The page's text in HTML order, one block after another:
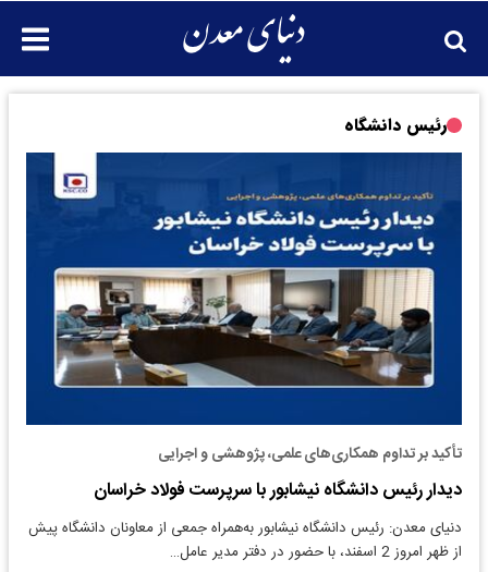
رئیس دانشگاه
تأکید بر تداوم همکاری‌های علمی، پژوهشی و اجرایی
دیدار رئیس دانشگاه نیشابور با سرپرست فولاد خراسان
دنیای معدن: رئیس دانشگاه نیشابور به‌همراه جمعی از معاونان دانشگاه پیش
از ظهر امروز 2 اسفند، با حضور در دفتر مدیر عامل…